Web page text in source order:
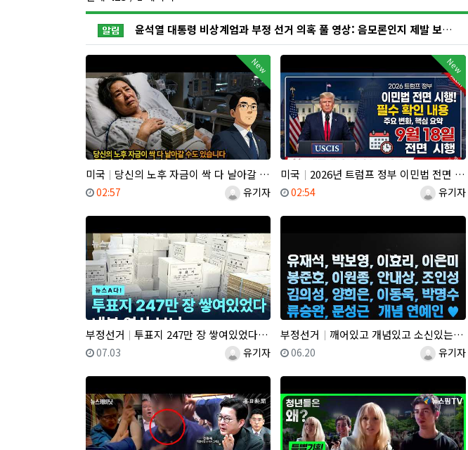
공지사항
윤석열 대통령 비상계엄과 부정 선거 의혹 풀 영상: 음모론인지 제발 보고 말하라! 왜(歪): 더 카르텔 ST…
New
미국 당신의 노후 자금이 싹 다 날아갈 수도 있습니다, 롱텀케어 준비 하기
등록자유기자
등록일
02:57
New
미국 2026년 트럼프 정부 이민법 전면 시행 꼭 알아야 할 4가지!!
등록자유기자
등록일
02:54
부정선거 투표지 247만 장 쌓여있었다 내부 영상 보니
등록자유기자
등록일
07.03
부정선거 깨어있고 개념있고 소신있는 박보영, 유재석, 이효리, 박명수, 조인성, 안내상 등 깨시민 배우 가수 감독님들…
등록자유기자
등록일
06.20